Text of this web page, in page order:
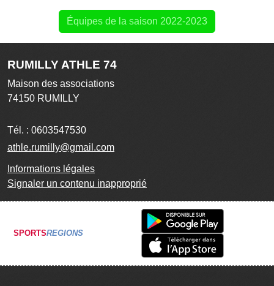
Équipes de la saison 2022-2023
RUMILLY ATHLE 74
Maison des associations
74150 RUMILLY
Tél. : 0603547530
athle.rumilly@gmail.com
Informations légales
Signaler un contenu inapproprié
SPORTSREGIONS